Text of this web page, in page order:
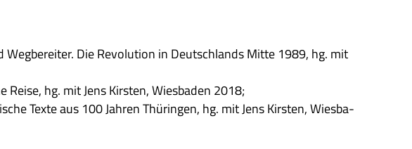
Weg­be­rei­ter. Die Revo­lu­tion in Deutsch­lands Mitte 1989, hg. mit
hg. mit Jens Kir­sten, Wies­ba­den 2018;
Texte aus 100 Jah­ren Thü­rin­gen, hg. mit Jens Kir­sten, Wies­ba­